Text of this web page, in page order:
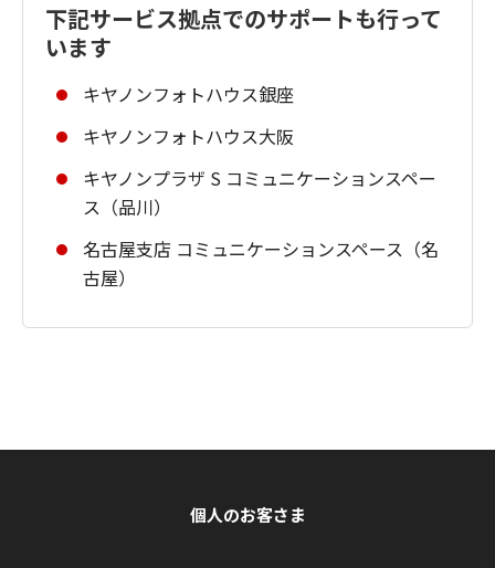
下記サービス拠点でのサポートも行って
います
キヤノンフォトハウス銀座
キヤノンフォトハウス大阪
キヤノンプラザ S コミュニケーションスペー
ス（品川）
名古屋支店 コミュニケーションスペース（名
古屋）
個人のお客さま